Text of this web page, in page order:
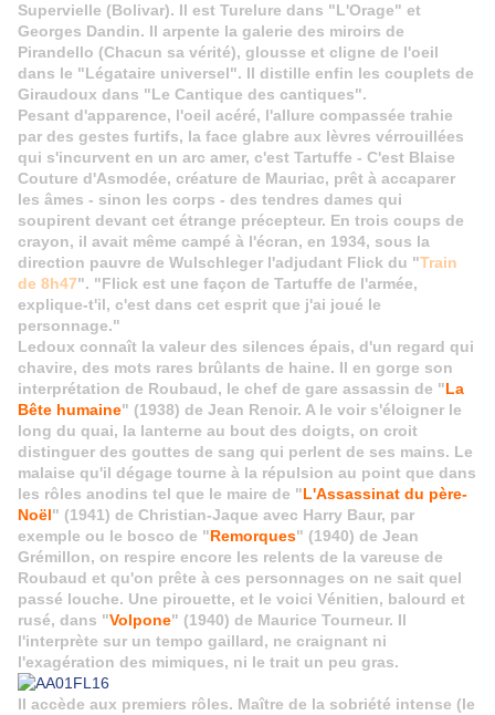
Supervielle (Bolivar). Il est Turelure dans "L'Orage" et
Georges Dandin. Il arpente la galerie des miroirs de
Pirandello (Chacun sa vérité), glousse et cligne de l'oeil
dans le "Légataire universel". Il distille enfin les couplets de
Giraudoux dans "Le Cantique des cantiques".
Pesant d'apparence, l'oeil acéré, l'allure compassée trahie
par des gestes furtifs, la face glabre aux lèvres vérrouillées
qui s'incurvent en un arc amer, c'est Tartuffe - C'est Blaise
Couture d'Asmodée, créature de Mauriac, prêt à accaparer
les âmes - sinon les corps - des tendres dames qui
soupirent devant cet étrange précepteur. En trois coups de
crayon, il avait même campé à l'écran, en 1934, sous la
direction pauvre de Wulschleger l'adjudant Flick du "Train
de 8h47". "Flick est une façon de Tartuffe de l'armée,
explique-t'il, c'est dans cet esprit que j'ai joué le
personnage."
Ledoux connaît la valeur des silences épais, d'un regard qui
chavire, des mots rares brûlants de haine. Il en gorge son
interprétation de Roubaud, le chef de gare assassin de "La
Bête humaine" (1938) de Jean Renoir. A le voir s'éloigner le
long du quai, la lanterne au bout des doigts, on croit
distinguer des gouttes de sang qui perlent de ses mains. Le
malaise qu'il dégage tourne à la répulsion au point que dans
les rôles anodins tel que le maire de "L'Assassinat du père-
Noël" (1941) de Christian-Jaque avec Harry Baur, par
exemple ou le bosco de "Remorques" (1940) de Jean
Grémillon, on respire encore les relents de la vareuse de
Roubaud et qu'on prête à ces personnages on ne sait quel
passé louche. Une pirouette, et le voici Vénitien, balourd et
rusé, dans "Volpone" (1940) de Maurice Tourneur. Il
l'interprète sur un tempo gaillard, ne craignant ni
l'exagération des mimiques, ni le trait un peu gras.
Il accède aux premiers rôles. Maître de la sobriété intense (le